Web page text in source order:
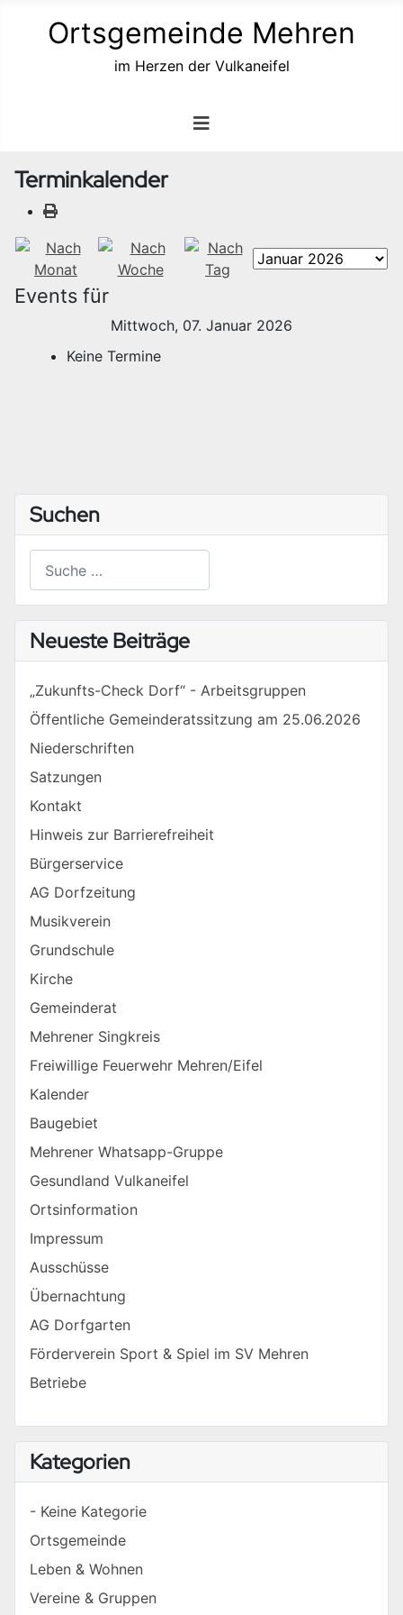
Ortsgemeinde Mehren
im Herzen der Vulkaneifel
Terminkalender
Events für
Mittwoch, 07. Januar 2026
Keine Termine
Suchen
Type 2 or more characters for results.
Neueste Beiträge
„Zukunfts-Check Dorf“ - Arbeitsgruppen
Öffentliche Gemeinderatssitzung am 25.06.2026
Niederschriften
Satzungen
Kontakt
Hinweis zur Barrierefreiheit
Bürgerservice
AG Dorfzeitung
Musikverein
Grundschule
Kirche
Gemeinderat
Mehrener Singkreis
Freiwillige Feuerwehr Mehren/Eifel
Kalender
Baugebiet
Mehrener Whatsapp-Gruppe
Gesundland Vulkaneifel
Ortsinformation
Impressum
Ausschüsse
Übernachtung
AG Dorfgarten
Förderverein Sport & Spiel im SV Mehren
Betriebe
Kategorien
- Keine Kategorie
Ortsgemeinde
Leben & Wohnen
Vereine & Gruppen